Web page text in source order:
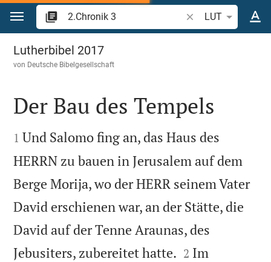
Zum Inhalt springen
Bibelstelle oder
LUT
2.Chronik 3
Lutherbibel 2017
von Deutsche Bibelgesellschaft

Der Bau des Tempels

1 Und Salomo fing an, das Haus des
HERRN zu bauen in Jerusalem auf dem
Berge Morija, wo der HERR seinem Vater
David erschienen war, an der Stätte, die
David auf der Tenne Araunas, des
Jebusiters, zubereitet hatte. 

2 Im